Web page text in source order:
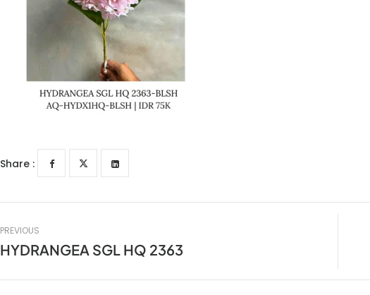
Share :
PREVIOUS
HYDRANGEA SGL HQ 2363